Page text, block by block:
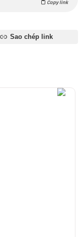
Copy link
Sao chép link